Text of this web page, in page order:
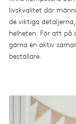
livskvalitet där
de viktiga
helheten. För att på
gärna en aktiv
beställare.